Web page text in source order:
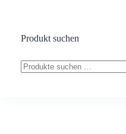
Produkt suchen
nach: